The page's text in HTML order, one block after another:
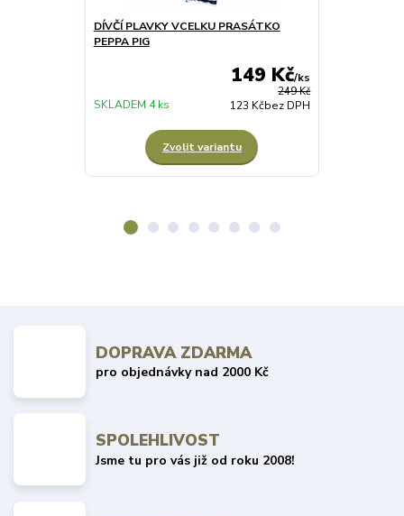
DÍVČÍ PLAVKY VCELKU PRASÁTKO
PEPPA PIG
249 Kč
149 Kč/ks
123 Kčbez DPH
SKLADEM 4 ks
Zvolit variantu
DOPRAVA ZDARMA
pro objednávky nad 2000 Kč
SPOLEHLIVOST
Jsme tu pro vás již od roku 2008!